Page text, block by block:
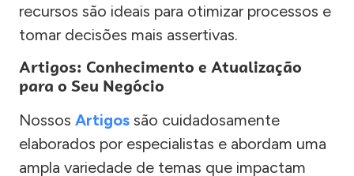
recursos são ideais para otimizar processos e
tomar decisões mais assertivas.
Artigos: Conhecimento e Atualização
para o Seu Negócio
Nossos Artigos são cuidadosamente
elaborados por especialistas e abordam uma
ampla variedade de temas que impactam